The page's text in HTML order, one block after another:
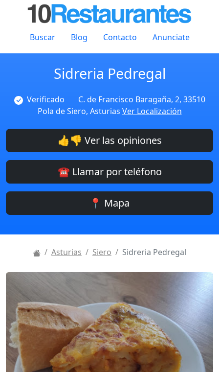
Buscar Blog Contacto Anunciate
Sidreria Pedregal
Verificado
C. de Francisco Baragaña, 2, 33510
Pola de Siero, Asturias Ver Localización
👍👎 Ver las opiniones
☎️ Llamar por teléfono
📍 Mapa
Asturias Siero Sidreria Pedregal